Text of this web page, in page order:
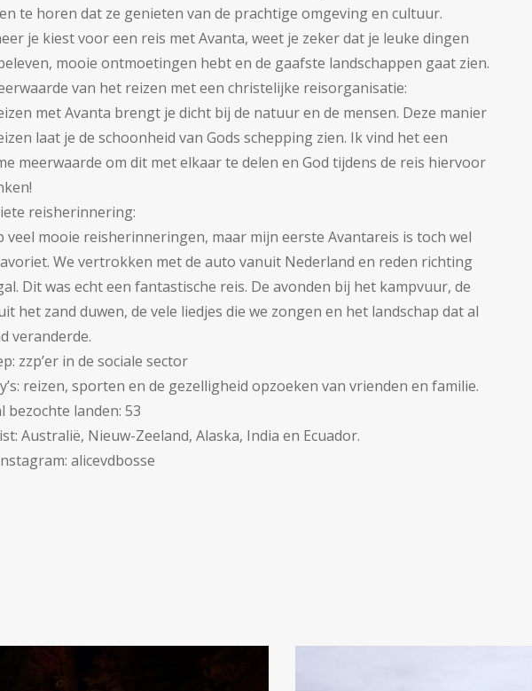
te horen dat ze genieten van de prachtige omgeving en cultuur.
je kiest voor een reis met Avanta, weet je zeker dat je leuke dingen
mooie ontmoetingen hebt en de gaafste landschappen gaat zien.
van het reizen met een christelijke reisorganisatie:
met Avanta brengt je dicht bij de natuur en de mensen. Deze manier
laat je de schoonheid van Gods schepping zien. Ik vind het een
meerwaarde om dit met elkaar te delen en God tijdens de reis hiervoor
reisherinnering:
veel mooie reisherinneringen, maar mijn eerste Avantareis is toch wel
We vertrokken met de auto vanuit Nederland en reden richting
Dit was echt een fantastische reis. De avonden bij het kampvuur, de
het zand duwen, de vele liedjes die we zongen en het landschap dat al
veranderde.
zzp’er in de sociale sector
reizen, sporten en de gezelligheid opzoeken van vrienden en familie.
bezochte landen: 53
Australië, Nieuw-Zeeland, Alaska, India en Ecuador.
alicevdbosse